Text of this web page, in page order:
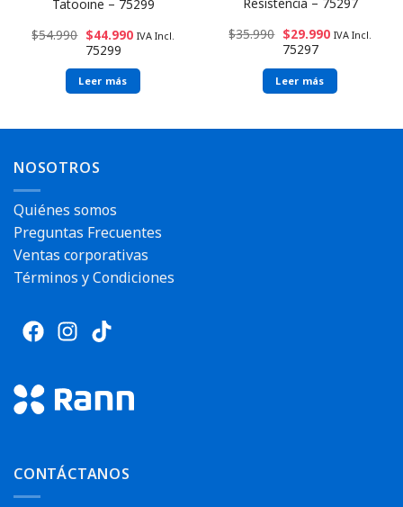
Envío rápido
Tatooine – 75299
$54.990 $44.990 IVA Incl.
75299
Leer más
Envío rápido
Resistencia – 75297
$35.990 $29.990 IVA Incl.
75297
Leer más
NOSOTROS
Quiénes somos
Preguntas Frecuentes
Ventas corporativas
Términos y Condiciones
CONTÁCTANOS